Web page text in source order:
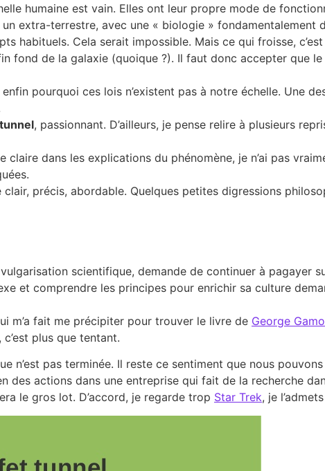
humaine est vain. Elles ont leur propre mode de
extra-terrestre, avec une « biologie » fondamentalement
habituels. Cela serait impossible. Mais ce qui froisse,
fond de la galaxie (quoique ?). Il faut donc accepter que
pourquoi ces lois n’existent pas à notre échelle. Une
, passionnant. D’ailleurs, je pense relire à plusieurs
claire dans les explications du phénomène, je n’ai pas
précis, abordable. Quelques petites digressions
scientifique, demande de continuer à pagayer
et comprendre les principes pour enrichir sa culture
m’a fait me précipiter pour trouver le livre de George
plus que tentant.
n’est pas terminée. Il reste ce sentiment que nous
des actions dans une entreprise qui fait de la recherche
le gros lot. D’accord, je regarde trop Star Trek, je l’admets